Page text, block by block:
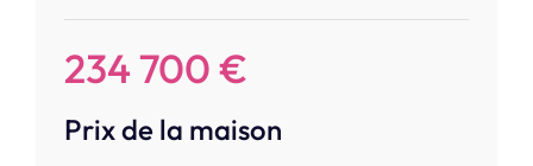
234 700 €
Prix de la maison